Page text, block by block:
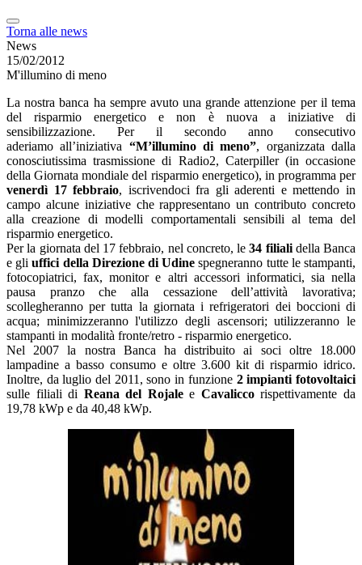
Torna alle news
News
15/02/2012
M'illumino di meno
La nostra banca ha sempre avuto una grande attenzione per il tema
del risparmio energetico e non è nuova a iniziative di
sensibilizzazione. Per il secondo anno consecutivo
aderiamo all’iniziativa “M’illumino di meno”, organizzata dalla
conosciutissima trasmissione di Radio2, Caterpiller (in occasione
della Giornata mondiale del risparmio energetico), in programma per
venerdì 17 febbraio, iscrivendoci fra gli aderenti e mettendo in
campo alcune iniziative che rappresentano un contributo concreto
alla creazione di modelli comportamentali sensibili al tema del
risparmio energetico.
Per la giornata del 17 febbraio, nel concreto, le34 filialidella Banca
e gliuffici della Direzione di Udine spegneranno tutte le stampanti,
fotocopiatrici, fax, monitor e altri accessori informatici, sia nella
pausa pranzo che alla cessazione dell’attività lavorativa;
scollegheranno per tutta la giornata i refrigeratori dei boccioni di
acqua; minimizzeranno l'utilizzo degli ascensori; utilizzeranno le
stampanti in modalità fronte/retro - risparmio energetico.
Nel 2007 la nostra Banca ha distribuito ai soci oltre 18.000
lampadine a basso consumo e oltre 3.600 kit di risparmio idrico.
Inoltre, da luglio del 2011, sono in funzione 2 impianti fotovoltaici
sulle filiali di Reana del Rojalee Cavaliccorispettivamente da
19,78 kWp e da 40,48 kWp.